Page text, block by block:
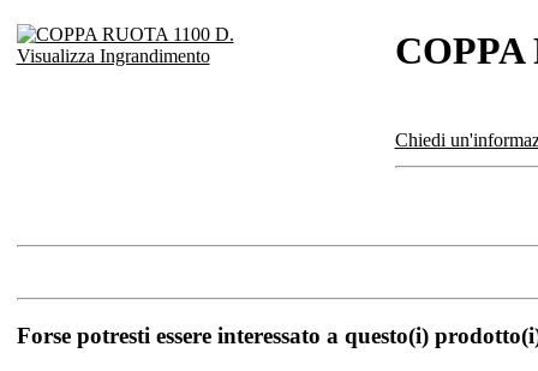
Visualizza Ingrandimento COPPA
Chiedi
Forse potresti essere interessato a questo(i)